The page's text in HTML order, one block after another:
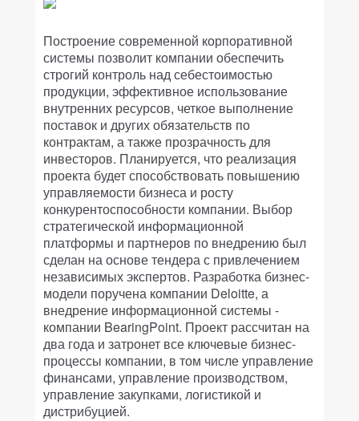
Построение современной корпоративной
системы позволит компании обеспечить
строгий контроль над себестоимостью
продукции, эффективное использование
внутренних ресурсов, четкое выполнение
поставок и других обязательств по
контрактам, а также прозрачность для
инвесторов. Планируется, что реализация
проекта будет способствовать повышению
управляемости бизнеса и росту
конкурентоспособности компании. Выбор
стратегической информационной
платформы и партнеров по внедрению был
сделан на основе тендера с привлечением
независимых экспертов. Разработка бизнес-
модели поручена компании Deloitte, а
внедрение информационной системы -
компании BearingPoint. Проект рассчитан на
два года и затронет все ключевые бизнес-
процессы компании, в том числе управление
финансами, управление производством,
управление закупками, логистикой и
дистрибуцией.